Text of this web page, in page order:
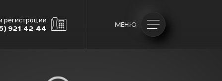
регистрации
921-42-44
МЕНЮ